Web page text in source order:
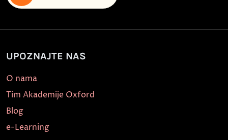
UPOZNAJTE NAS
O nama
Tim Akademije Oxford
Blog
e-Learning